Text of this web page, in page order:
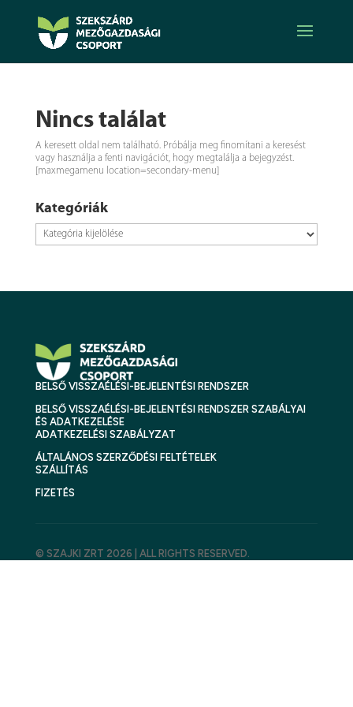
Nincs találat
A keresett oldal nem található. Próbálja meg finomítani a keresést
vagy használja a fenti navigációt, hogy megtalálja a bejegyzést.
[maxmegamenu location=secondary-menu]
Kategóriák
Kategóriák
BELSŐ VISSZAÉLÉSI-BEJELENTÉSI RENDSZER
BELSŐ VISSZAÉLÉSI-BEJELENTÉSI RENDSZER SZABÁLYAI
ÉS ADATKEZELÉSE
ADATKEZELÉSI SZABÁLYZAT
ÁLTALÁNOS SZERZŐDÉSI FELTÉTELEK
SZÁLLÍTÁS
FIZETÉS
© SZAJKI ZRT 2026 | ALL RIGHTS RESERVED.